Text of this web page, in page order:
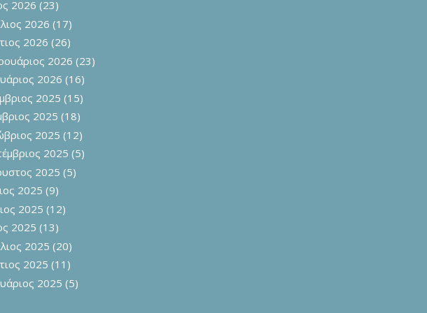
2026 (23)
2026 (17)
2026 (26)
2026 (23)
2026 (16)
2025 (15)
2025 (18)
2025 (12)
2025 (5)
2025 (5)
2025 (9)
2025 (12)
2025 (13)
2025 (20)
2025 (11)
2025 (5)